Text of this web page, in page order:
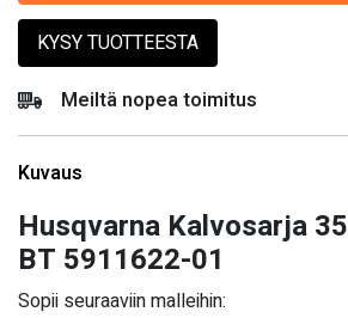
KYSY TUOTTEESTA
Meiltä nopea toimitus
Kuvaus
Husqvarna Kalvosarja
BT 5911622-01
Sopii seuraaviin malleihin: